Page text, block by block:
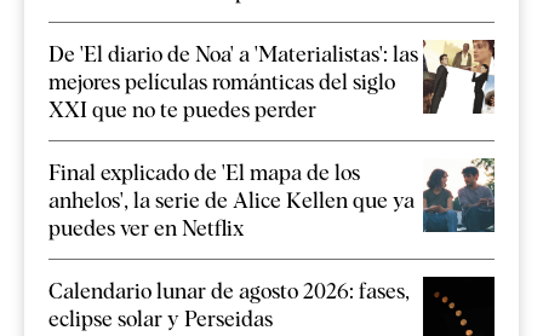
De 'El diario de Noa' a 'Materialistas': las
mejores películas románticas del siglo
XXI que no te puedes perder
Final explicado de 'El mapa de los
anhelos', la serie de Alice Kellen que ya
puedes ver en Netflix
Calendario lunar de agosto 2026: fases,
eclipse solar y Perseidas